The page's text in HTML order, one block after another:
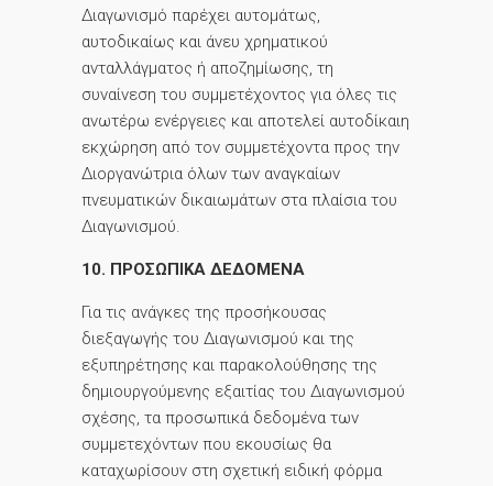
Διαγωνισμό παρέχει αυτομάτως,
αυτοδικαίως και άνευ χρηματικού
ανταλλάγματος ή αποζημίωσης, τη
συναίνεση του συμμετέχοντος για όλες τις
ανωτέρω ενέργειες και αποτελεί αυτοδίκαιη
εκχώρηση από τον συμμετέχοντα προς την
Διοργανώτρια όλων των αναγκαίων
πνευματικών δικαιωμάτων στα πλαίσια του
Διαγωνισμού.
10. ΠΡΟΣΩΠΙΚΑ ΔΕΔΟΜΕΝΑ
Για τις ανάγκες της προσήκουσας
διεξαγωγής του Διαγωνισμού και της
εξυπηρέτησης και παρακολούθησης της
δημιουργούμενης εξαιτίας του Διαγωνισμού
σχέσης, τα προσωπικά δεδομένα των
συμμετεχόντων που εκουσίως θα
καταχωρίσουν στη σχετική ειδική φόρμα